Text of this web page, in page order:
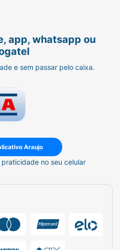
app, whatsapp ou
e sem passar pelo caixa.
Araujo
no seu celular